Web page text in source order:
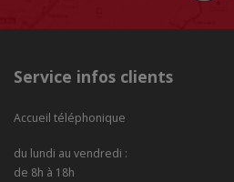
Service infos clients
Accueil téléphonique
du lundi au vendredi :
de 8h à 18h